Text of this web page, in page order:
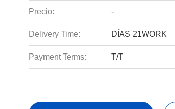
Precio: -
Delivery Time: DÍAS 21WORK
Payment Terms: T/T